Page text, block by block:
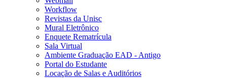
Workflow
Revistas da Unisc
Mural Eletrônico
Enquete Rematrícula
Sala Virtual
Ambiente Graduação EAD - Antigo
Portal do Estudante
Locação de Salas e Auditórios